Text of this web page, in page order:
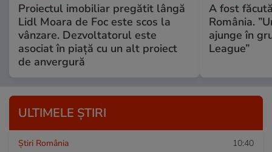
Proiectul imobiliar pregătit lângă
Lidl Moara de Foc este scos la
vânzare. Dezvoltatorul este
asociat în piață cu un alt proiect
de anvergură
A fost
România.
ajunge în
League”
ULTIMELE ȘTIRI
Știri România 10:40